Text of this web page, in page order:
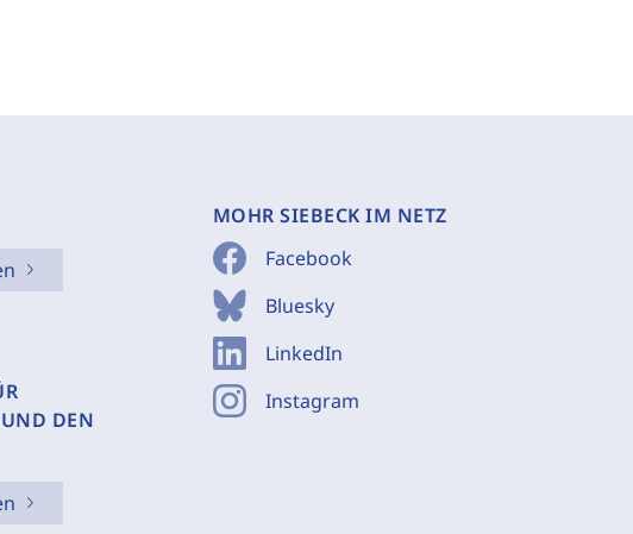
DEN
MOHR SIEBECK IM NETZ
Facebook
Bluesky
LinkedIn
Instagram